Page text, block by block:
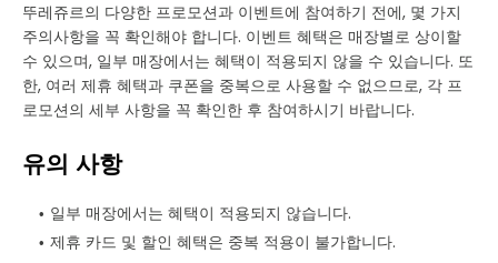
뚜레쥬르의 다양한 프로모션과 이벤트에 참여하기 전에, 몇 가지
주의사항을 꼭 확인해야 합니다. 이벤트 혜택은 매장별로 상이할
수 있으며, 일부 매장에서는 혜택이 적용되지 않을 수 있습니다. 또
한, 여러 제휴 혜택과 쿠폰을 중복으로 사용할 수 없으므로, 각 프
로모션의 세부 사항을 꼭 확인한 후 참여하시기 바랍니다.
유의 사항
일부 매장에서는 혜택이 적용되지 않습니다.
제휴 카드 및 할인 혜택은 중복 적용이 불가합니다.